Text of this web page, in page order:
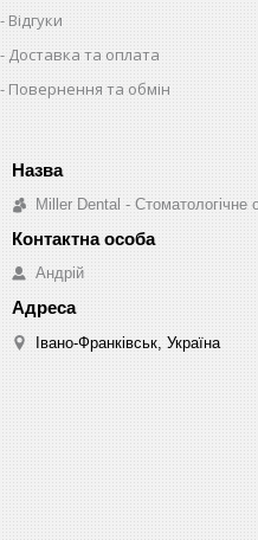
Відгуки
Доставка та оплата
Повернення та обмін
Miller Dental - Стоматологічне
Андрій
Івано-Франківськ, Україна